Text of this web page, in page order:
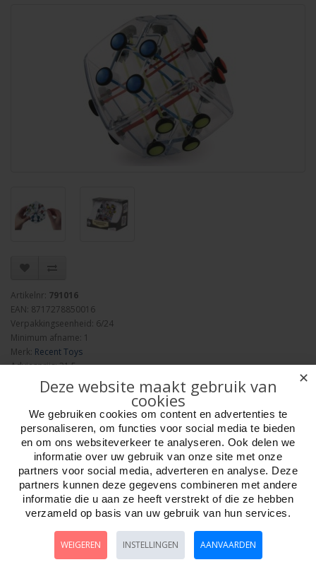
Artikelnr: 791016
EAN: 8717278850016
Verpakkingseenheid: 6/24
Minimum afname: 1
Merk: Recent Toys
Adviesprijs: 21.5
Aantal
Bestellen
Omschrijving Foto hoge resolutie Media Details
✕
Deze website maakt gebruik van
cookies
We gebruiken cookies om content en advertenties te
personaliseren, om functies voor social media te bieden
en om ons websiteverkeer te analyseren. Ook delen we
informatie over uw gebruik van onze site met onze
partners voor social media, adverteren en analyse. Deze
partners kunnen deze gegevens combineren met andere
informatie die u aan ze heeft verstrekt of die ze hebben
verzameld op basis van uw gebruik van hun services.
WEIGEREN INSTELLINGEN AANVAARDEN